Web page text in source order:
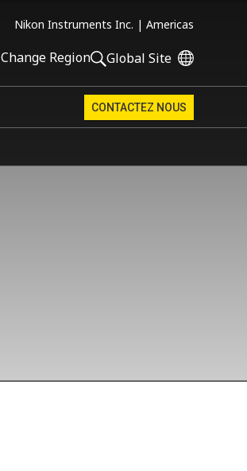
Nikon Instruments Inc. | Americas
Change Region Global Site
CONTACTEZ NOUS